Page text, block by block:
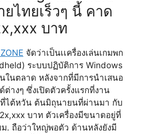
ยไทยเร็วๆ นี้ คาด
บาท
จัดว่าเป็นเเครื่องเล่นเกมพก
ระบบปฏิบัติการ Windows
ในตลาด หลังจากที่มีการนำเสนอ
างๆ ซึ่งเปิดตัวครั้งแรกที่งาน
ไต้หวัน ต้นมิถุนายนที่ผ่านมา กับ
บาท ตัวเครื่องมีขนาดอยู่ที่
. ถือว่าใหญ่พอตัว ด้านหลังยังมี